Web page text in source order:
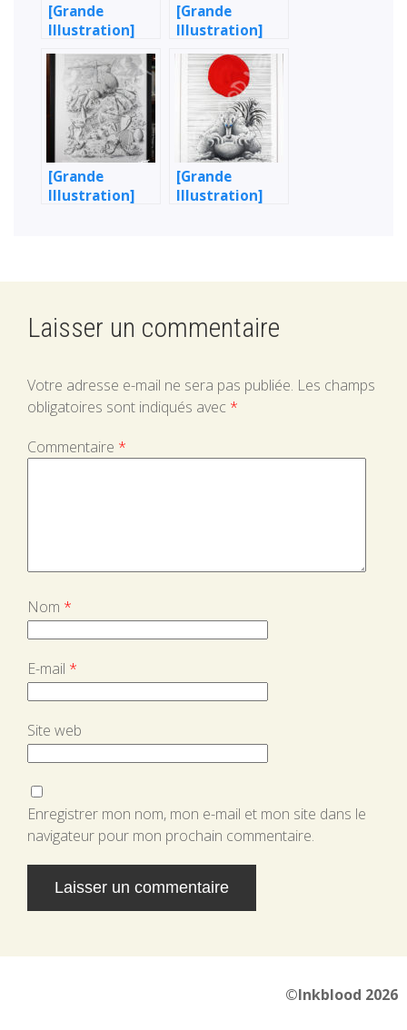
[Grande
Illustration]
L’Ours & le
poisson rouge
[Grande
Illustration]
Fourmilier
Tamanoir &
Papillon bleu
[Grande
Illustration]
[Grande
Illustration]
Laisser un commentaire
Votre adresse e-mail ne sera pas publiée. Les champs
obligatoires sont indiqués avec *
Commentaire *
Nom *
E-mail *
Site web
Enregistrer mon nom, mon e-mail et mon site dans le
navigateur pour mon prochain commentaire.
©Inkblood 2026